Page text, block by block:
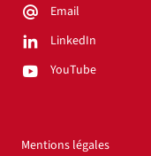
Email
LinkedIn
YouTube
Mentions légales